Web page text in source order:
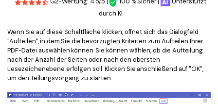
durch KI
Wenn Sie auf diese Schaltfläche klicken, öffnet sich das Dialogfeld
"Aufteilen", in dem Sie die bevorzugten Kriterien zum Aufteilen Ihrer
PDF-Datei auswählen können. Sie können wählen, ob die Aufteilung
nach der Anzahl der Seiten oder nach den obersten
Lesezeichenebene erfolgen soll. Klicken Sie anschließend auf "OK",
um den Teilungsvorgang zu starten.